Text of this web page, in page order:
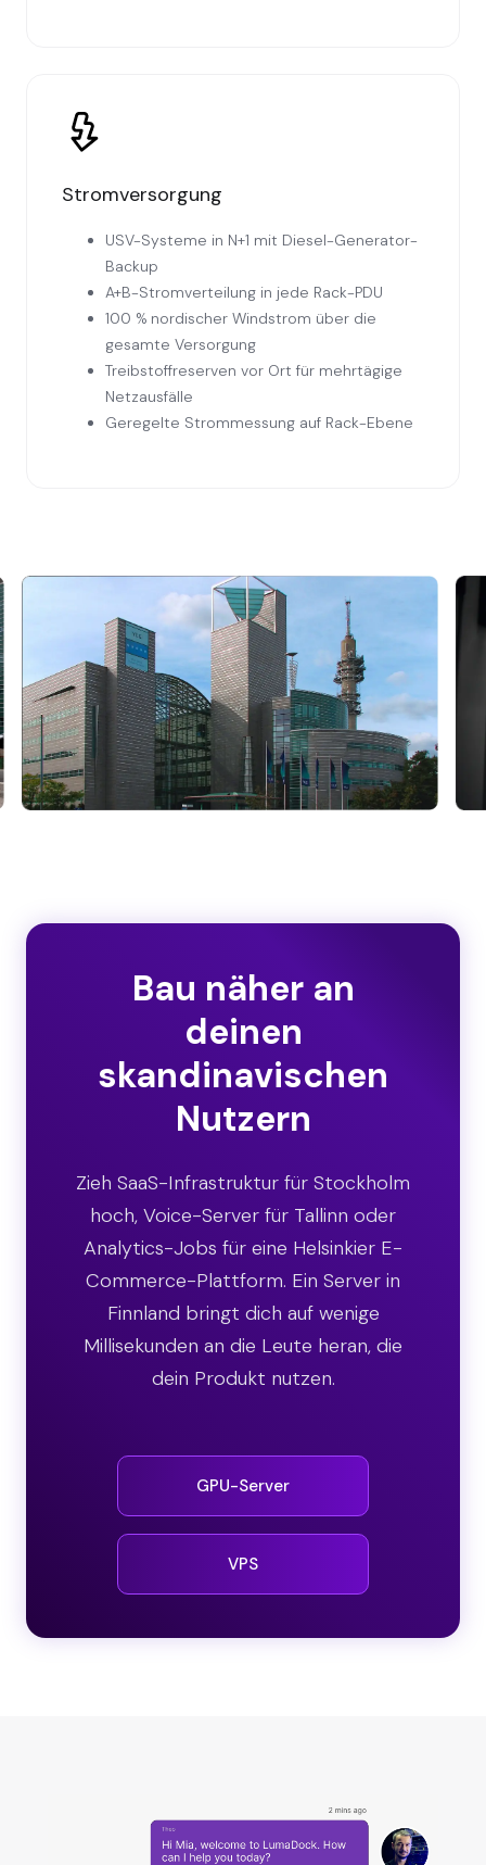
Stromversorgung
USV-Systeme in N+1 mit Diesel-Generator-
Backup
A+B-Stromverteilung in jede Rack-PDU
100 % nordischer Windstrom über die
gesamte Versorgung
Treibstoffreserven vor Ort für mehrtägige
Netzausfälle
Geregelte Strommessung auf Rack-Ebene
Bau näher an
deinen
skandinavischen
Nutzern
Zieh SaaS-Infrastruktur für Stockholm
hoch, Voice-Server für Tallinn oder
Analytics-Jobs für eine Helsinkier E-
Commerce-Plattform. Ein Server in
Finnland bringt dich auf wenige
Millisekunden an die Leute heran, die
dein Produkt nutzen.
VPS
GPU-Server